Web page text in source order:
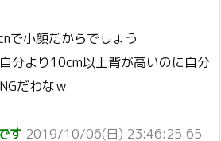
で小顔だからでしょう
分より10cm以上背が高いのに自分
だわなｗ
す 2019/10/06(日) 23:46:25.65